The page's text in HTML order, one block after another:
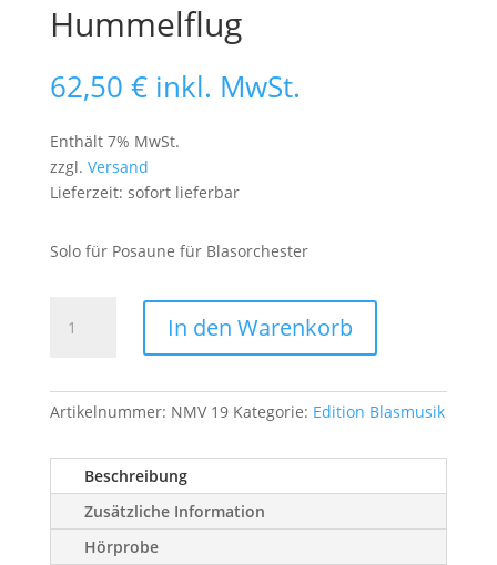
Hummelflug
62,50 € inkl. MwSt.
Enthält 7% MwSt.
zzgl. Versand
Lieferzeit: sofort lieferbar
Solo für Posaune für Blasorchester
Menge
In den Warenkorb
Artikelnummer: NMV 19 Kategorie: Edition Blasmusik
Beschreibung
Zusätzliche Information
Hörprobe